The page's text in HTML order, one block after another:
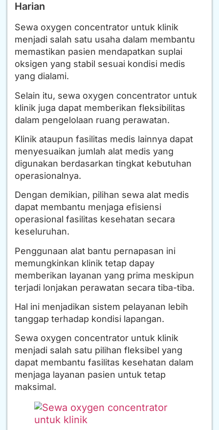
Harian
Sewa oxygen concentrator untuk klinik
menjadi salah satu usaha dalam membantu
memastikan pasien mendapatkan suplai
oksigen yang stabil sesuai kondisi medis
yang dialami.
Selain itu, sewa oxygen concentrator untuk
klinik juga dapat memberikan fleksibilitas
dalam pengelolaan ruang perawatan.
Klinik ataupun fasilitas medis lainnya dapat
menyesuaikan jumlah alat medis yang
digunakan berdasarkan tingkat kebutuhan
operasionalnya.
Dengan demikian, pilihan sewa alat medis
dapat membantu menjaga efisiensi
operasional fasilitas kesehatan secara
keseluruhan.
Penggunaan alat bantu pernapasan ini
memungkinkan klinik tetap dapay
memberikan layanan yang prima meskipun
terjadi lonjakan perawatan secara tiba-tiba.
Hal ini menjadikan sistem pelayanan lebih
tanggap terhadap kondisi lapangan.
Sewa oxygen concentrator untuk klinik
menjadi salah satu pilihan fleksibel yang
dapat membantu fasilitas kesehatan dalam
menjaga layanan pasien untuk tetap
maksimal.